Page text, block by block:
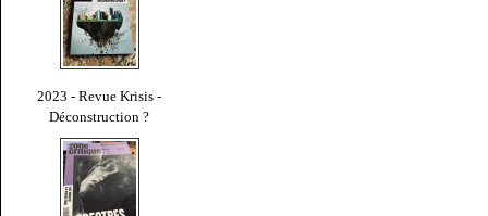
2023 - Revue Krisis -
Déconstruction ?